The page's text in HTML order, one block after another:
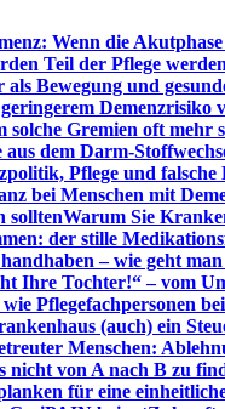
Wenn die
Teil der Pflege werden
als Bewegung und
Demenzrisiko
Gremien oft mehr
dem Darm-
Pflege und falsche
bei Menschen mit
solltenWarum Sie
der stille
– wie geht
Ihre Tochter!“ – vom
Pflegefachpersonen
(auch) ein
Menschen:
nicht von A nach B zu
für eine